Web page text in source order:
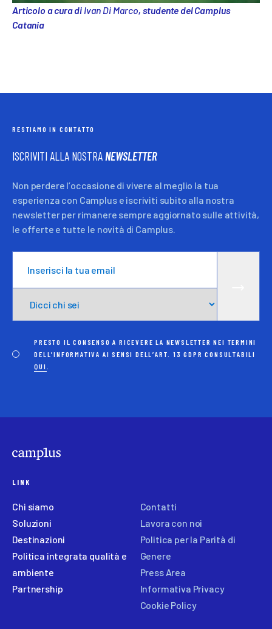
Articolo a cura di Ivan Di Marco, studente del Camplus
Catania
RESTIAMO IN CONTATTO
ISCRIVITI ALLA NOSTRANEWSLETTER
Non perdere l’occasione di vivere al meglio la tua
esperienza con Camplus e iscriviti subito alla nostra
newsletter per rimanere sempre aggiornato sulle attività,
le offerte e tutte le novità di Camplus.
PRESTO IL CONSENSO A RICEVERE LA NEWSLETTER NEI TERMINI
DELL’INFORMATIVA AI SENSI DELL’ART. 13 GDPR CONSULTABILI
QUI
LINK
Chi siamo
Soluzioni
Destinazioni
Politica integrata qualità e
ambiente
Partnership
Contatti
Lavora con noi
Politica per la Parità di
Genere
Press Area
Informativa Privacy
Cookie Policy